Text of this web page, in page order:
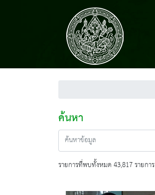
ค้นหา
รายการที่พบทั้งหมด 43,817 รายการ